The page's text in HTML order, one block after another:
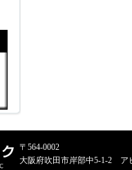
〒564-0002
大阪府吹田市岸部中5-1-2 ア